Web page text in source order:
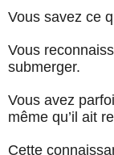
Vous savez ce
Vous
submerger.
Vous avez
même qu’il ait
Cette